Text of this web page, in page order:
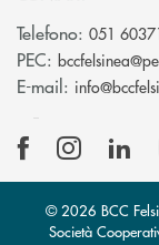
Telefono: 051
PEC:
E-mail:
© 2026 BCC
Società